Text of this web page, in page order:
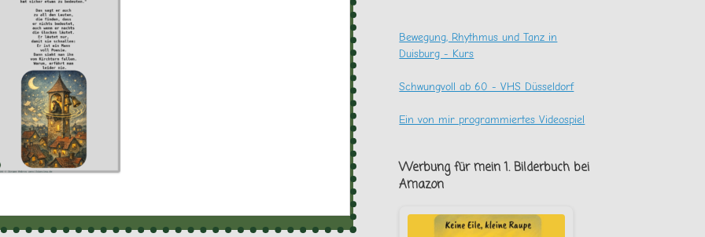
Bewegung, Rhythmus und Tanz in
Duisburg - Kurs
Schwungvoll ab 60 - VHS Düsseldorf
Ein von mir programmiertes Videospiel
Werbung für mein 1. Bilderbuch bei
Amazon